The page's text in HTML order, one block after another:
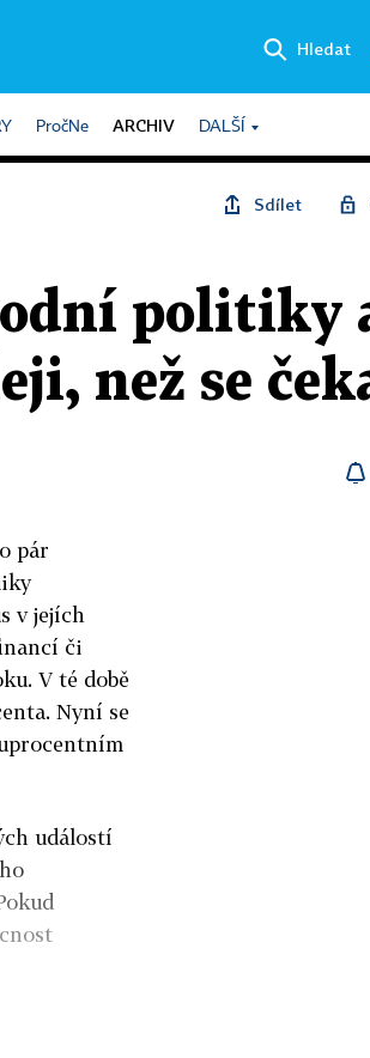
Hledat
PročNe ARCHIV DALŠÍ
Sdílet
politiky
než se
pár
v jejích
či
V té době
Nyní se
událostí